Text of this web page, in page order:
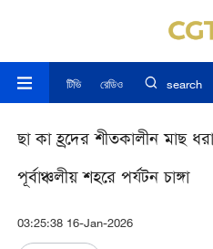
টিভি রেডিও search
ছা কা হ্রদের শীতকালীন মাছ
পূর্বাঞ্চলীয় শহরে পর্যটন চাঙ্গা
03:25:38 16-Jan-2026